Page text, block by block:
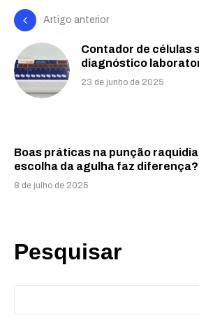
Artigo anterior
Contador de células
diagnóstico
23 de junho de 2025
Boas práticas na punção
escolha da agulha faz diferença?
8 de julho de 2025
Pesquisar